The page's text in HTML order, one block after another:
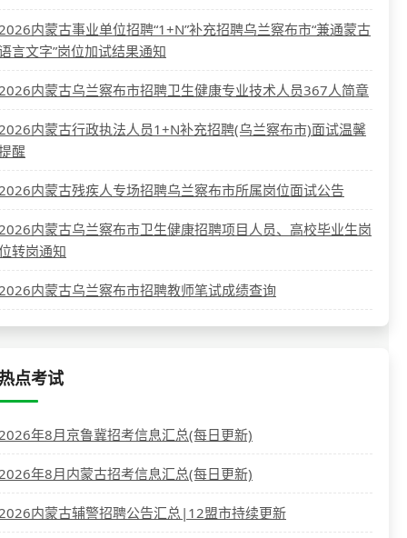
内蒙古事业单位招聘“1+N”补充招聘乌兰察布市“兼通蒙古
言文字”岗位加试结果通知
内蒙古乌兰察布市招聘卫生健康专业技术人员367人简章
内蒙古行政执法人员1+N补充招聘(乌兰察布市)面试温馨
醒
内蒙古残疾人专场招聘乌兰察布市所属岗位面试公告
内蒙古乌兰察布市卫生健康招聘项目人员、高校毕业生岗
转岗通知
内蒙古乌兰察布市招聘教师笔试成绩查询
点考试
年8月京鲁冀招考信息汇总(每日更新)
年8月内蒙古招考信息汇总(每日更新)
内蒙古辅警招聘公告汇总|12盟市持续更新